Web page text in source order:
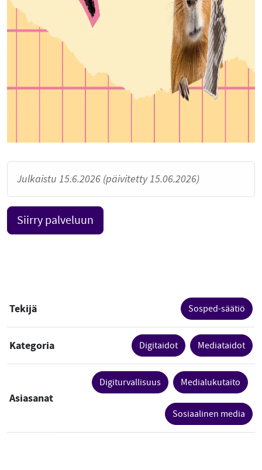
Julkaistu 15.6.2026 (päivitetty 15.06.2026)
Siirry palveluun
Tekijä Sosped-säätiö
Kategoria Digitaidot Mediataidot
Asiasanat
Digiturvallisuus Medialukutaito
Sosiaalinen media